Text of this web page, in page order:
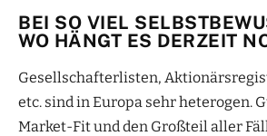
BEI SO VIEL
WO HÄNGT ES DERZEIT
Gesellschafterlisten,
etc. sind in Europa sehr heterogen.
Market-Fit und den Großteil aller